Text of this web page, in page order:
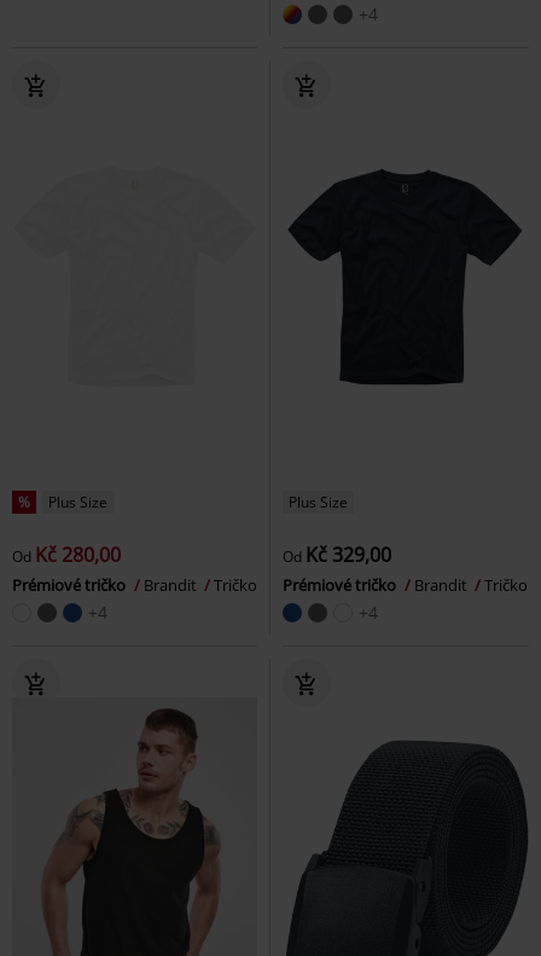
+4
% Plus Size
Od Kč 280,00
Prémiové tričko Brandit Tričko
+4
Plus Size
Od Kč 329,00
Prémiové tričko Brandit Tričko
+4